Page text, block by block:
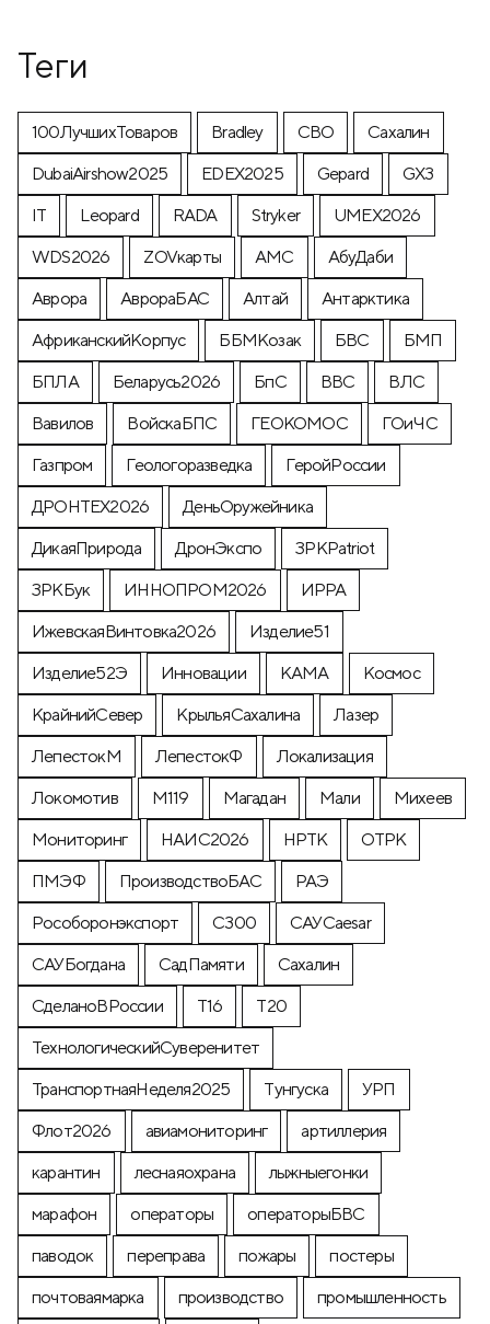
Теги
100ЛучшихТоваров Bradley CВО
Cахалин
DubaiAirshow2025
EDEX2025 Gepard
GX3
IT
Leopard RADA Stryker
UMEX2026
WDS2026
ZOVкарты АМС
АбуДаби
Аврора
АврораБАС Алтай
Антарктика
АфриканскийКорпус
ББМКозак БВС
БМП
БПЛА
Беларусь2026 БпС ВВС
ВЛС
Вавилов
ВойскаБПС ГЕОКОМОС
ГОиЧС
Газпром
Геологоразведка
ГеройРоссии
ДРОНТЕХ2026
ДеньОружейника
ДикаяПрирода
ДронЭкспо
ЗРКPatriot
ЗРКБук
ИННОПРОМ2026
ИРРА
ИжевскаяВинтовка2026
Изделие51
Изделие52Э
Инновации КАМА
Космос
КрайнийСевер
КрыльяСахалина
Лазер
ЛепестокМ
ЛепестокФ
Локализация
Локомотив
М119 Магадан Мали
Михеев
Мониторинг
НАИС2026 НРТК
ОТРК
ПМЭФ
ПроизводствоБАС
РАЭ
Рособоронэкспорт
С300
САУCaesar
САУБогдана
СадПамяти
Сахалин
СделаноВРоссии
Т16
Т20
ТехнологическийСуверенитет
ТранспортнаяНеделя2025
Тунгуска
УРП
Флот2026
авиамониторинг
артиллерия
карантин
леснаяохрана
лыжныегонки
марафон
операторы
операторыБВС
паводок
переправа пожары
постеры
почтоваямарка
производство промышленность